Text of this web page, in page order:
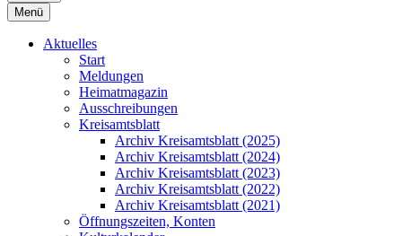
Menü
Aktuelles
Start
Meldungen
Heimatmagazin
Ausschreibungen
Kreisamtsblatt
Archiv Kreisamtsblatt (2025)
Archiv Kreisamtsblatt (2024)
Archiv Kreisamtsblatt (2023)
Archiv Kreisamtsblatt (2022)
Archiv Kreisamtsblatt (2021)
Öffnungszeiten, Konten